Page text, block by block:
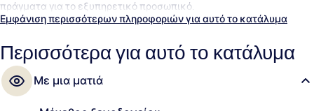
πράγματα για το εξυπηρετικό προσωπικό.
Εμφάνιση περισσότερων πληροφοριών για αυτό το κατάλυμα
Περισσότερα για αυτό το κατάλυμα
Με μια ματιά